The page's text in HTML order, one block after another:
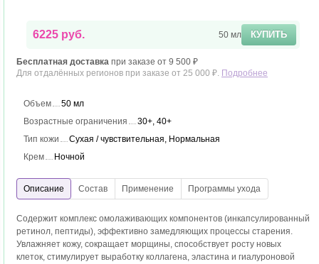
6225 руб. 50 мл КУПИТЬ
Бесплатная доставка при заказе от 9 500 ₽
Для отдалённых регионов при заказе от 25 000 ₽. Подробнее
Объем
50 мл
Возрастные ограничения
30+, 40+
Тип кожи
Сухая / чувствительная, Нормальная
Крем
Ночной
Содержит комплекс омолаживающих компонентов (инкапсулированный
ретинол, пептиды), эффективно замедляющих процессы старения.
Увлажняет кожу, сокращает морщины, способствует росту новых
клеток, стимулирует выработку коллагена, эластина и гиалуроновой